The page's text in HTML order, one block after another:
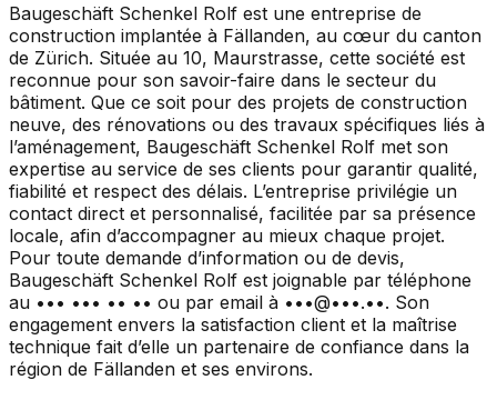
Baugeschäft Schenkel Rolf est une entreprise de
construction implantée à Fällanden, au cœur du canton
de Zürich. Située au 10, Maurstrasse, cette société est
reconnue pour son savoir-faire dans le secteur du
bâtiment. Que ce soit pour des projets de construction
neuve, des rénovations ou des travaux spécifiques liés à
l’aménagement, Baugeschäft Schenkel Rolf met son
expertise au service de ses clients pour garantir qualité,
fiabilité et respect des délais. L’entreprise privilégie un
contact direct et personnalisé, facilitée par sa présence
locale, afin d’accompagner au mieux chaque projet.
Pour toute demande d’information ou de devis,
Baugeschäft Schenkel Rolf est joignable par téléphone
au ••• ••• •• •• ou par email à •••@•••.••. Son
engagement envers la satisfaction client et la maîtrise
technique fait d’elle un partenaire de confiance dans la
région de Fällanden et ses environs.